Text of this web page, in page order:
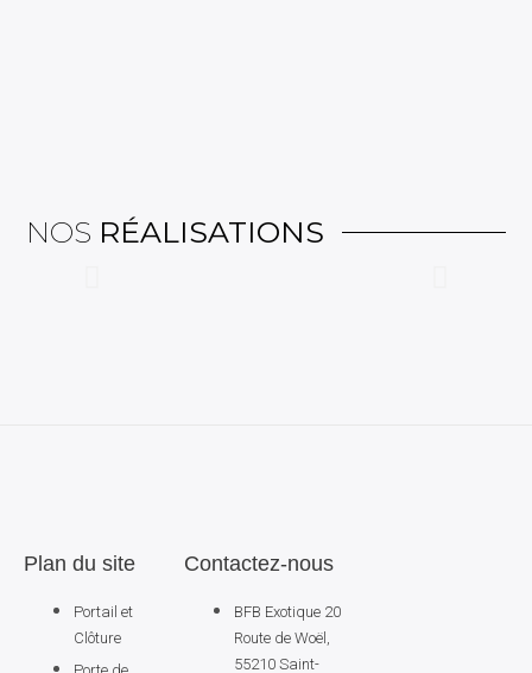
NOS RÉALISATIONS
Plan du site
Portail et
Clôture
Contactez-nous
BFB Exotique 20
Route de Woël,
55210 Saint-